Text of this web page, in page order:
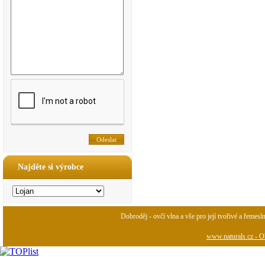
Najděte si výrobce
Dobroděj - ovčí vlna a vše pro její tvořivé a
www.naturals.cz -